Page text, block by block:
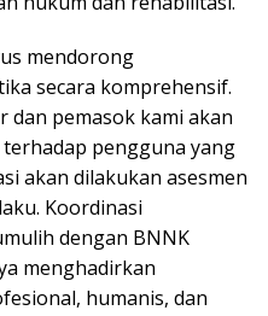
mendorong
secara komprehensif.
dan pemasok kami akan
pengguna yang
akan dilakukan asesmen
Koordinasi
dengan BNNK
menghadirkan
humanis, dan